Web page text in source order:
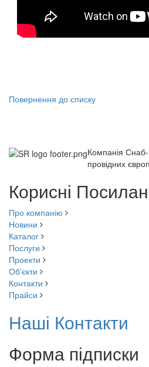
Повернення до списку
Компанія
провідних
Корисні
Про компанію
Новини
Каталог
Послуги
Проекти
Об'єкти
Контакти
Прайси
Наші Контакти
Форма підписки